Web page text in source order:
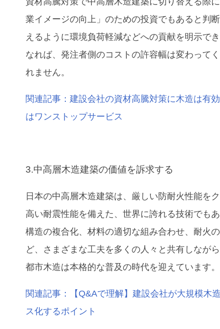
業イメージの向上」のための投資でもあると判
えるように環境負荷軽減などへの貢献を明示で
なれば、発注者側のコストの許容幅は変わって
れません。
関連記事：建設会社の資材高騰対策に木造は有
はワンストップサービス
3.中高層木造建築の価値を訴求する
日本の中高層木造建築は、厳しい防耐火性能を
高い耐震性能を備えた、世界に誇れる技術でも
構造の複合化、材料の適切な組み合わせ、耐火
ど、さまざまな工夫を多くの人々と共有しなが
都市木造は本格的な普及の時代を迎えています。
関連記事：【Q&Aで理解】建設会社が大規模木
ス化するポイント